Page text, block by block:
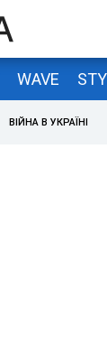
WAVE
ВІЙНА В УКРАЇНІ